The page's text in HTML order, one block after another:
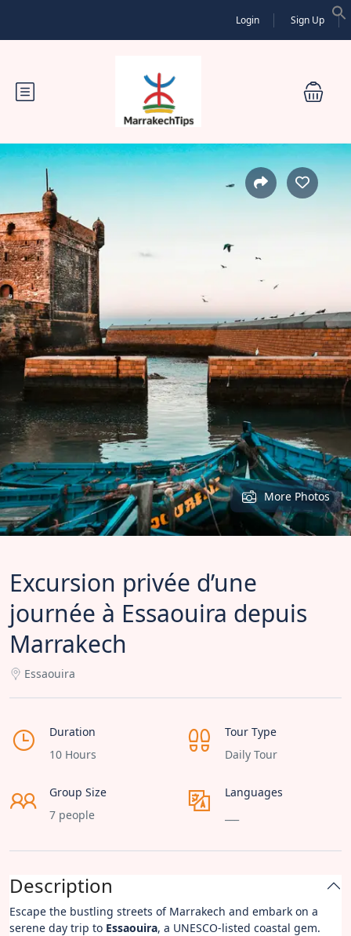
Login Sign Up
More Photos
Excursion privée d’une
journée à Essaouira depuis
Marrakech
Essaouira
Duration
10 Hours
Tour Type
Daily Tour
Group Size
7 people
Languages
Description
Escape the bustling streets of Marrakech and embark on a
serene day trip to Essaouira, a UNESCO-listed coastal gem.